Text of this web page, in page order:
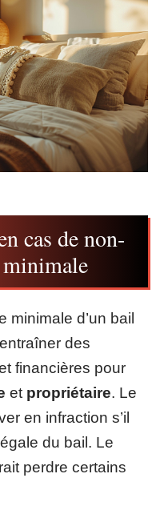
cas de non-
minimale
minimale d’un bail
des
financières pour
et propriétaire. Le
en infraction s’il
du bail. Le
perdre certains